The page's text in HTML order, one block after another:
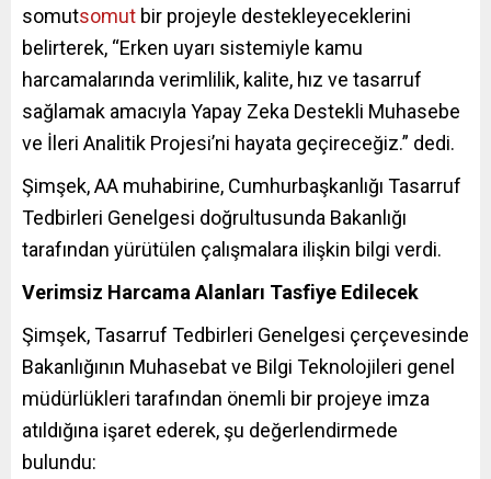
somutsomut bir projeyle destekleyeceklerini
belirterek, “Erken uyarı sistemiyle kamu
harcamalarında verimlilik, kalite, hız ve tasarruf
sağlamak amacıyla Yapay Zeka Destekli Muhasebe
ve İleri Analitik Projesi’ni hayata geçireceğiz.” dedi.
Şimşek, AA muhabirine, Cumhurbaşkanlığı Tasarruf
Tedbirleri Genelgesi doğrultusunda Bakanlığı
tarafından yürütülen çalışmalara ilişkin bilgi verdi.
Verimsiz Harcama Alanları Tasfiye Edilecek
Şimşek, Tasarruf Tedbirleri Genelgesi çerçevesinde
Bakanlığının Muhasebat ve Bilgi Teknolojileri genel
müdürlükleri tarafından önemli bir projeye imza
atıldığına işaret ederek, şu değerlendirmede
bulundu: